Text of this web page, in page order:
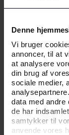
Denne
Vi bruger
annoncer, til at
at analysere
din brug af
sociale medier,
data med andre
de har
samtykker til
anvende vores
KAMPE